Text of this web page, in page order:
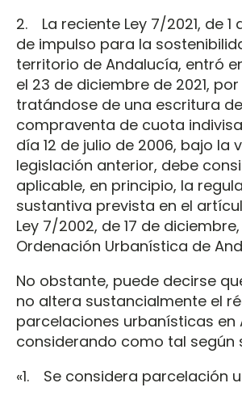
2. La reciente Ley 7/2021, de 1
de impulso para la
territorio de Andalucía, entró
el 23 de diciembre de 2021,
tratándose de una escritura de
compraventa de cuota
día 12 de julio de 2006, bajo la
legislación anterior, debe
aplicable, en principio, la
sustantiva prevista en el
Ley 7/2002, de 17 de
Ordenación Urbanística de
No obstante, puede decirse
no altera sustancialmente el
parcelaciones urbanísticas en
considerando como tal según
«1. Se considera parcelación